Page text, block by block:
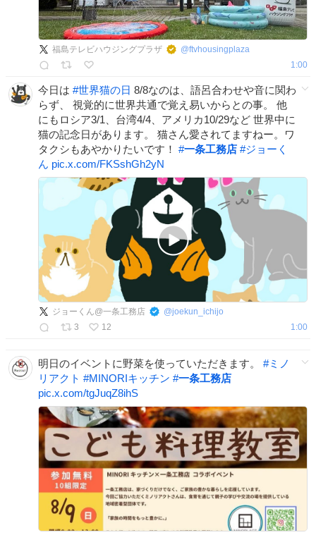
福島テレビハウジングプラザ @ftvhousingplaza
1:00
今日は #世界猫の日 8/8なのは、語呂合わせや音に関わ
らず、 視覚的に世界共通で覚え易いからとの事。 他
にもロシア3/1、台湾4/4、アメリカ10/29など 世界中に
猫の記念日があります。 猫さん愛されてますねー。ワ
タクシもあやかりたいです！ #一条工務店 #ジョーく
ん pic.x.com/FKSshGh2yN
ジョーくん@一条工務店 @joekun_ichijo
3
12 1:00
明日のイベントに野菜を使っていただきます。 #ミノ
リアクト #MINORIキッチン #一条工務店
pic.x.com/tgJuqZ8ihS